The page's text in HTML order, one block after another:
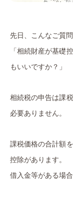
先日、こんなご質
「相続財産が基礎
もいいですか？」
相続税の申告は課
必要ありません。
課税価格の合計額
控除があります。
借入金等がある場